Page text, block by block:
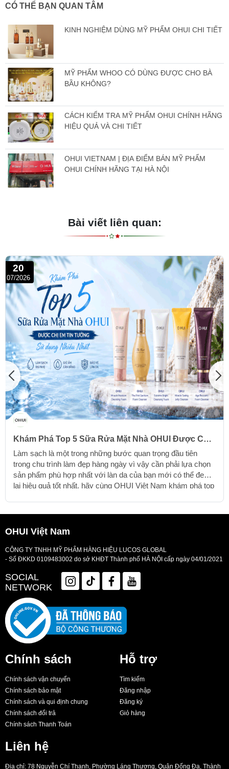
CÓ THỂ BẠN QUAN TÂM
KINH NGHIỆM DÙNG MỸ PHẨM OHUI CHI TIẾT
MỸ PHẨM WHOO CÓ DÙNG ĐƯỢC CHO BÀ
BẦU KHÔNG?
CÁCH KIỂM TRA MỸ PHẨM OHUI CHÍNH HÃNG
HIỆU QUẢ VÀ CHI TIẾT
OHUI VIETNAM | ĐỊA ĐIỂM BÁN MỸ PHẨM
OHUI CHÍNH HÃNG TẠI HÀ NỘI
Bài viết liên quan:
20
07/2026
Khám Phá Top 5 Sữa Rửa Mặt Nhà OHUI Được Chị
Em Tin Tưởng Sử Dụng Nhiều Nhất
Làm sạch là một trong những bước quan trọng đầu tiên
trong chu trình làm đẹp hàng ngày vì vậy cần phải lựa chọn
sản phẩm phù hợp nhất với làn da của bạn mới có thể đem
lại hiệu quả tốt nhất, hãy cùng OHUI Việt Nam khám phá top
OHUI Việt Nam
CÔNG TY TNHH MỸ PHẨM HÀNG HIỆU LUCOS GLOBAL
- Số ĐKKD 0109483002 do sở KHĐT Thành phố HÀ NỘI cấp ngày 04/01/2021
SOCIAL
NETWORK
Chính sách
Chính sách vận chuyển
Chính sách bảo mật
Chính sách và qui định chung
Chính sách đổi trả
Chính sách Thanh Toán
Hỗ trợ
Tìm kiếm
Đăng nhập
Đăng ký
Giỏ hàng
Liên hệ
Địa chỉ: 78 Nguyễn Chí Thanh, Phường Láng Thượng, Quận Đống Đa, Thành